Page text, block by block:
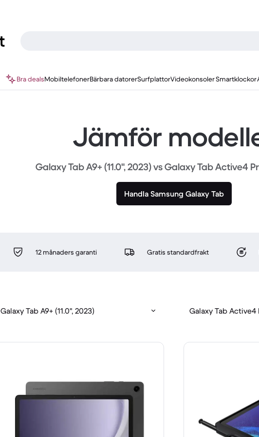
Bra dealsMobiltelefonerBärbara datorerSurfplattorVideokonsolerSmartklockor
Jämför
Galaxy Tab A9+ (11.0", 2023) vs Galaxy Tab Active4
Handla Samsung Galaxy Tab
12 månaders garanti Gratis standardfrakt
Galaxy Tab A9+ (11.0", 2023) Galaxy Tab Active4